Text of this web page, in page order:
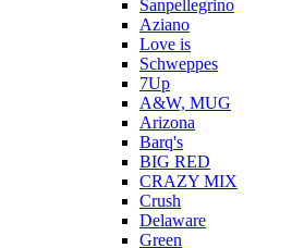
Sanpellegrino
Aziano
Love is
Schweppes
7Up
A&W, MUG
Arizona
Barq's
BIG RED
CRAZY MIX
Crush
Delaware
Green